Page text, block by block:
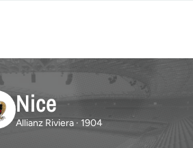
Nice
Allianz Riviera · 1904